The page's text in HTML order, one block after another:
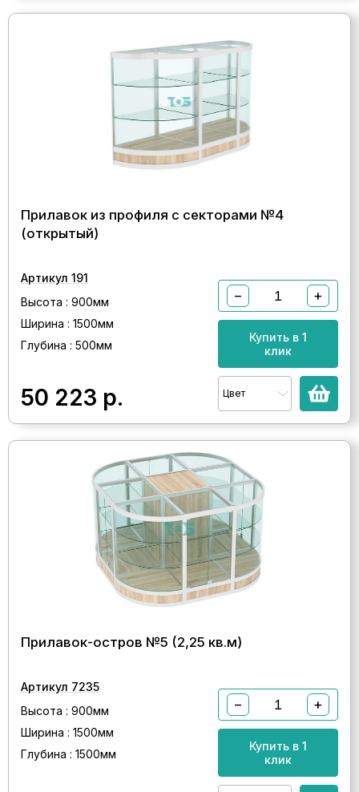
Прилавок из профиля с секторами №4
(открытый)
Артикул 191
Высота : 900мм
Ширина : 1500мм
Глубина : 500мм
50 223 р.
− +
Купить в 1
клик
Цвет
Прилавок-остров №5 (2,25 кв.м)
Артикул 7235
Высота : 900мм
Ширина : 1500мм
Глубина : 1500мм
− +
Купить в 1
клик